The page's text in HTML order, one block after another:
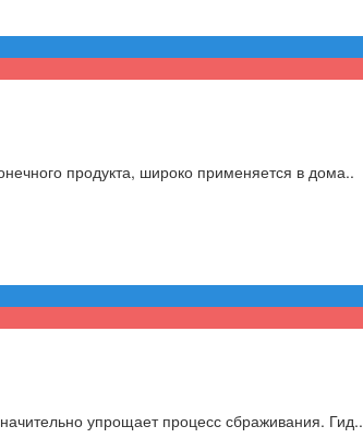
продукта, широко применяется в дома..
упрощает процесс сбраживания. Гид..